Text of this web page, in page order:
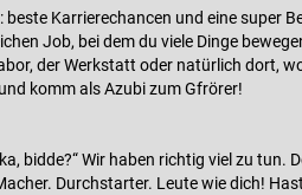
beste Karrierechancen und eine super
Job, bei dem du viele Dinge
der Werkstatt oder natürlich dort,
komm als Azubi zum Gfrörer!
bidde?“ Wir haben richtig viel zu
Durchstarter. Leute wie dich!